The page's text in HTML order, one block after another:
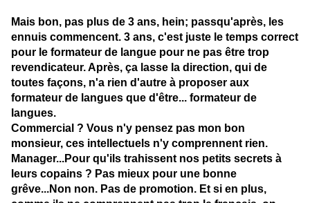
Mais bon, pas plus de 3 ans, hein; passqu'après, les
ennuis commencent. 3 ans, c'est juste le temps correct
pour le formateur de langue pour ne pas être trop
revendicateur. Après, ça lasse la direction, qui de
toutes façons, n'a rien d'autre à proposer aux
formateur de langues que d'être... formateur de
langues.
Commercial ? Vous n'y pensez pas mon bon
monsieur, ces intellectuels n'y comprennent rien.
Manager...Pour qu'ils trahissent nos petits secrets à
leurs copains ? Pas mieux pour une bonne
grêve...Non non. Pas de promotion. Et si en plus,